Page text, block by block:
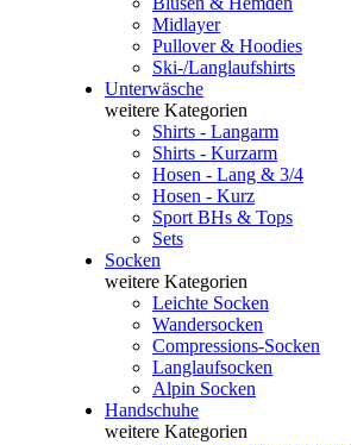
Midlayer
Pullover & Hoodies
Ski-/Langlaufshirts
Unterwäsche
weitere Kategorien
Shirts - Langarm
Shirts - Kurzarm
Hosen - Lang & 3/4
Hosen - Kurz
Sport BHs & Tops
Sets
Socken
weitere Kategorien
Leichte Socken
Wandersocken
Compressions-Socken
Langlaufsocken
Alpin Socken
Handschuhe
weitere Kategorien